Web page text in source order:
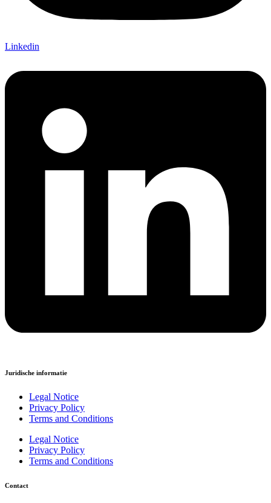
Linkedin
Juridische informatie
Legal Notice
Privacy Policy
Terms and Conditions
Legal Notice
Privacy Policy
Terms and Conditions
Contact